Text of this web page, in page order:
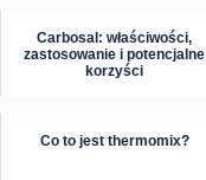
Carbosal: właściwości,
zastosowanie i potencjalne
korzyści
Co to jest thermomix?